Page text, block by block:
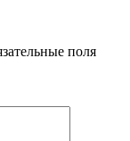
поля